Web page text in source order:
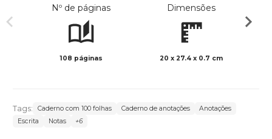
Nº de páginas
108 páginas
Dimensões
20 x 27.4 x 0.7 cm
Tags: Caderno com 100 folhas Caderno de anotações
Anotações
Escrita
Notas +6